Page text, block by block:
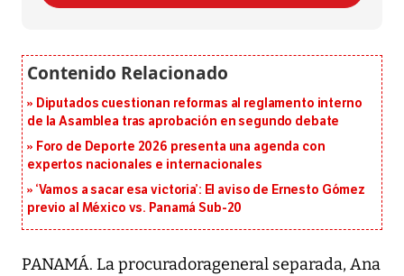
Diputados cuestionan reformas al reglamento interno
de la Asamblea tras aprobación en segundo debate
Foro de Deporte 2026 presenta una agenda con
expertos nacionales e internacionales
‘Vamos a sacar esa victoria’: El aviso de Ernesto Gómez
previo al México vs. Panamá Sub-20
PANAMÁ. La procuradorageneral separada, Ana